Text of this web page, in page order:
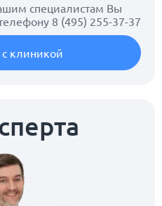
специалистам Вы
8 (495) 255-37-37
с клиникой